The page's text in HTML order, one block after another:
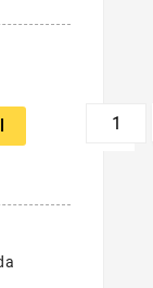
favorite_border